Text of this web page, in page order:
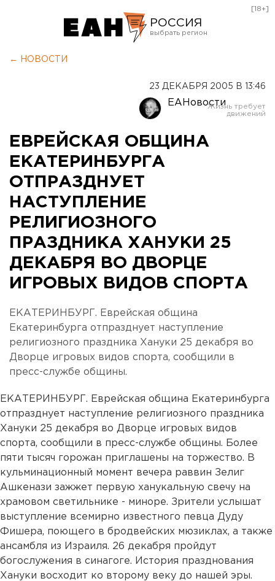
РОССИЯ
Оренбург
[18+]
← НОВОСТИ
23 ДЕКАБРЯ 2005 В 13:46
ЕАНовости
ЕВРЕЙСКАЯ ОБЩИНА
ЕКАТЕРИНБУРГА
ОТПРАЗДНУЕТ
НАСТУПЛЕНИЕ
РЕЛИГИОЗНОГО
ПРАЗДНИКА ХАНУКИ 25
ДЕКАБРЯ ВО ДВОРЦЕ
ИГРОВЫХ ВИДОВ СПОРТА
ЕКАТЕРИНБУРГ. Еврейская община
Екатеринбурга отпразднует наступление
религиозного праздника Хануки 25 декабря во
Дворце игровых видов спорта, сообщили в
пресс-службе общины.
ЕКАТЕРИНБУРГ. Еврейская община Екатеринбурга
отпразднует наступление религиозного праздника
Хануки 25 декабря во Дворце игровых видов
спорта, сообщили в пресс-службе общины. Более
пяти тысяч горожан приглашены на торжество. В
кульминационный момент вечера раввин Зелиг
Ашкенази зажжет первую ханукальную свечу на
храмовом светильнике - миноре. Зрители услышат
выступление всемирно известного певца Дуду
Фишера, поющего в бродвейских мюзиклах, а также
ансамбля из Израиля. 26 декабря пройдут
богослужения в синагоге. История празднования
Хануки восходит ко второму веку до нашей эры.